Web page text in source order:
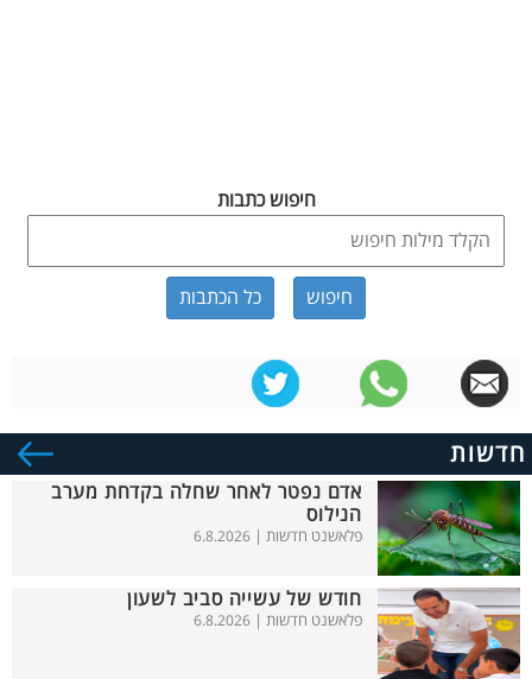
חיפוש כתבות
כל הכתבות
חדשות
אדם נפטר לאחר שחלה בקדחת מערב
הנילוס
פלאשנט חדשות | 6.8.2026
חודש של עשייה סביב לשעון
פלאשנט חדשות | 6.8.2026